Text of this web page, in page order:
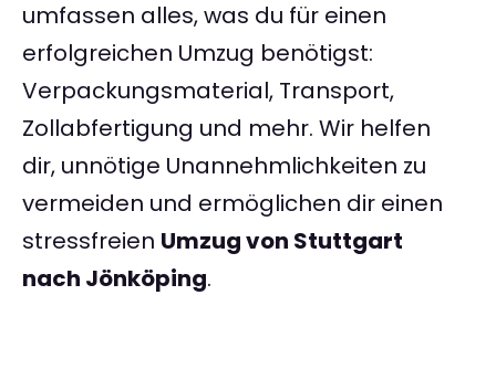
umfassen alles, was du für einen
erfolgreichen Umzug benötigst:
Verpackungsmaterial, Transport,
Zollabfertigung und mehr. Wir helfen
dir, unnötige Unannehmlichkeiten zu
vermeiden und ermöglichen dir einen
stressfreien Umzug von Stuttgart
nach Jönköping.